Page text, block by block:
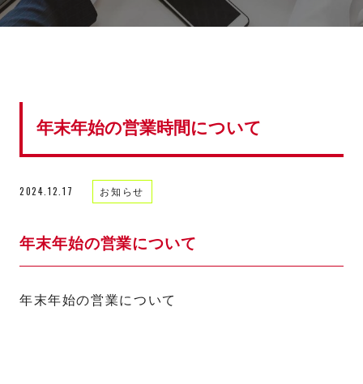
年末年始の営業時間について
2024.12.17 お知らせ
年末年始の営業について
年末年始の営業について